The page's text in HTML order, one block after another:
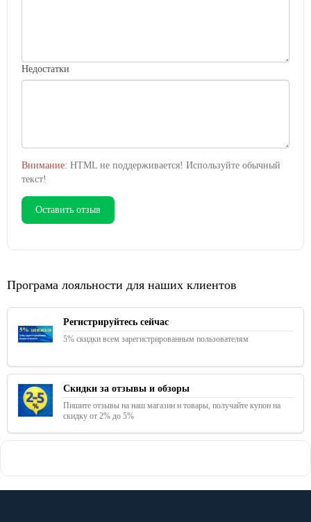
Недостатки
Внимание: HTML не поддерживается! Используйте обычный
текст!
Оставить отзыв
Програма лояльности для наших клиентов
Регистрируйтесь сейчас
5% скидки всем зарегистрированным пользователям
Скидки за отзывы и обзоры
Пишите отзывы на наш магазин и товары, получайте купон на
скидку от 2% до 5%